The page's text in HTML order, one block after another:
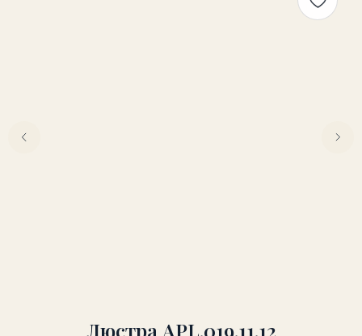
Люстра APL.019.11.12